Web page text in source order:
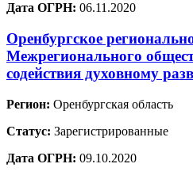
Дата ОГРН: 06.11.2020
Оренбургское
Межрегионального
содействия духовному
Регион: Оренбургская область
Статус: Зарегистрированные
Дата ОГРН: 09.10.2020